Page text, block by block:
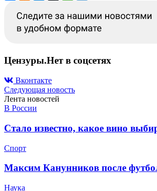
Цензуры.Нет в соцсетях
Вконтакте
Следующая новость
Лента новостей
В России
Стало известно, какое вино
Спорт
Максим Канунников после
Наука